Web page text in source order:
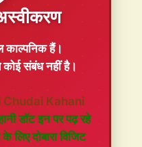
काल्पनिकहैं।
संबंध नहीं है।
Kahani
डॉट इन पर पढ़ रहे
लिए दोबारा विजिट